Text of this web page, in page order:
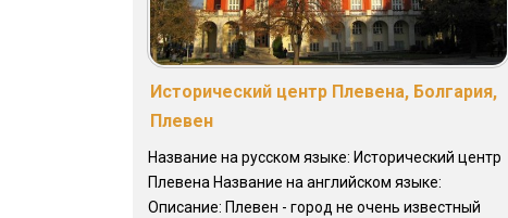
Исторический центр Плевена, Болгария,
Плевен
Название на русском языке: Исторический центр
Плевена Название на английском языке:
Описание: Плевен - город не очень известный